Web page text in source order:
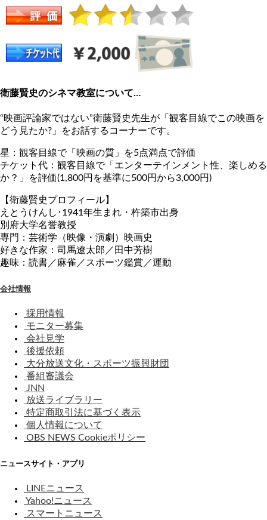
衛藤賢史のシネマ教室について…
“映画評論家ではない”衛藤賢史先生が「観客目線でこの映画を
どう見たか?」をお話するコーナーです。
星：観客目線で「映画の質」を5点満点で評価
チケット代：観客目線で「エンターテインメント性、楽しめる
か？」を評価(1,800円を基準に500円から3,000円)
【衛藤賢史プロフィール】
えとうけんし･1941年生まれ・杵築市出身
別府大学名誉教授
専門：芸術学（映像・演劇）映画史
好きな作家：司馬遼太郎／田中芳樹
趣味：読書／麻雀／スポーツ鑑賞／運動
会社情報
採用情報
モニター募集
会社見学
後援依頼
大分放送文化・スポーツ振興財団
番組審議会
JNN
放送ライブラリー
特定商取引法に基づく表示
個人情報について
OBS NEWS Cookieポリシー
ニュースサイト・アプリ
LINEニュース
Yahoo!ニュース
スマートニュース